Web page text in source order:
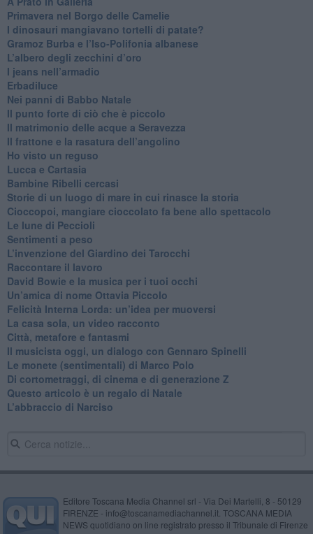
​Primavera nel Borgo delle Camelie
I dinosauri mangiavano tortelli di patate?
​Gramoz Burba e l’Iso-Polifonia albanese
L’albero degli zecchini d’oro
​I jeans nell’armadio
Erbadiluce
Nei panni di Babbo Natale
​Il punto forte di ciò che è piccolo
​Il matrimonio delle acque a Seravezza
​Il frattone e la rasatura dell’angolino
​Ho visto un reguso
Lucca e Cartasia
Bambine Ribelli cercasi
Storie di un luogo di mare in cui rinasce la storia
Cioccopoi, mangiare cioccolato fa bene allo spettacolo
​Le lune di Peccioli
​Sentimenti a peso
​L’invenzione del Giardino dei Tarocchi
​Raccontare il lavoro
David Bowie e la musica per i tuoi occhi
Un’amica di nome Ottavia Piccolo
​Felicità Interna Lorda: un’idea per muoversi
​La casa sola, un video racconto
​Città, metafore e fantasmi
Il musicista oggi, un dialogo con Gennaro Spinelli
Le monete (sentimentali) di Marco Polo
​Di cortometraggi, di cinema e di generazione Z
​Questo articolo è un regalo di Natale
L’abbraccio di Narciso
Editore Toscana Media Channel srl - Via Dei Martelli, 8 - 50129
FIRENZE - info@toscanamediachannel.it. TOSCANA MEDIA
NEWS quotidiano on line registrato presso il Tribunale di Firenze